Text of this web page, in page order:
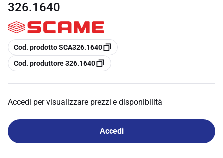
326.1640
copia
Cod. prodotto SCA326.1640
copia
Cod. produttore 326.1640
Accedi per visualizzare prezzi e disponibilità
Accedi